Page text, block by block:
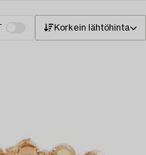
Korkein lähtöhinta